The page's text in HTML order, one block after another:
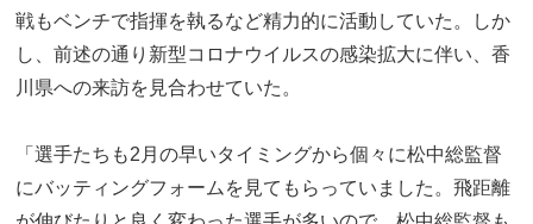
戦もベンチで指揮を執るなど精力的に活動していた。しか
し、前述の通り新型コロナウイルスの感染拡大に伴い、香
川県への来訪を見合わせていた。
「選手たちも2月の早いタイミングから個々に松中総監督
にバッティングフォームを見てもらっていました。飛距離